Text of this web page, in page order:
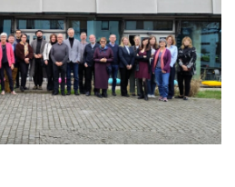
იხილეთ მეტი